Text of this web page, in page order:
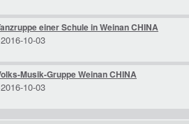
einer Schule in Weinan CHINA
10-03
Musik-Gruppe Weinan CHINA
10-03